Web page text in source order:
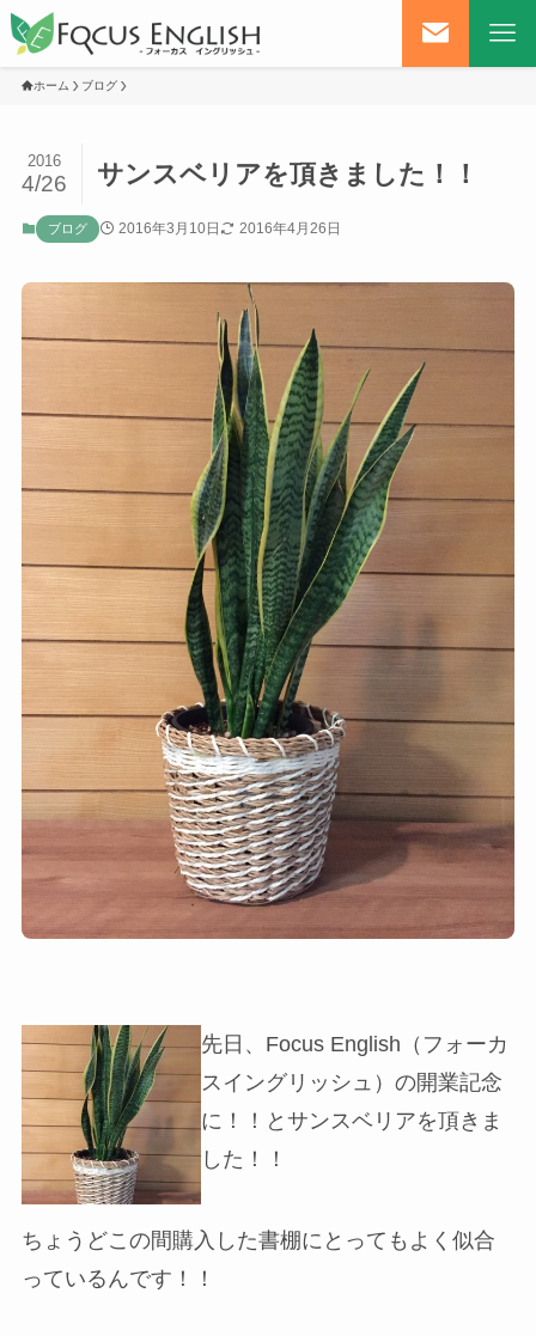
ホーム ブログ
サンスベリアを頂きました！！
2016
4/26
ブログ 2016年3月10日 2016年4月26日
先日、Focus English（フォーカ
スイングリッシュ）の開業記念
に！！とサンスベリアを頂きま
した！！
ちょうどこの間購入した書棚にとってもよく似合
っているんです！！